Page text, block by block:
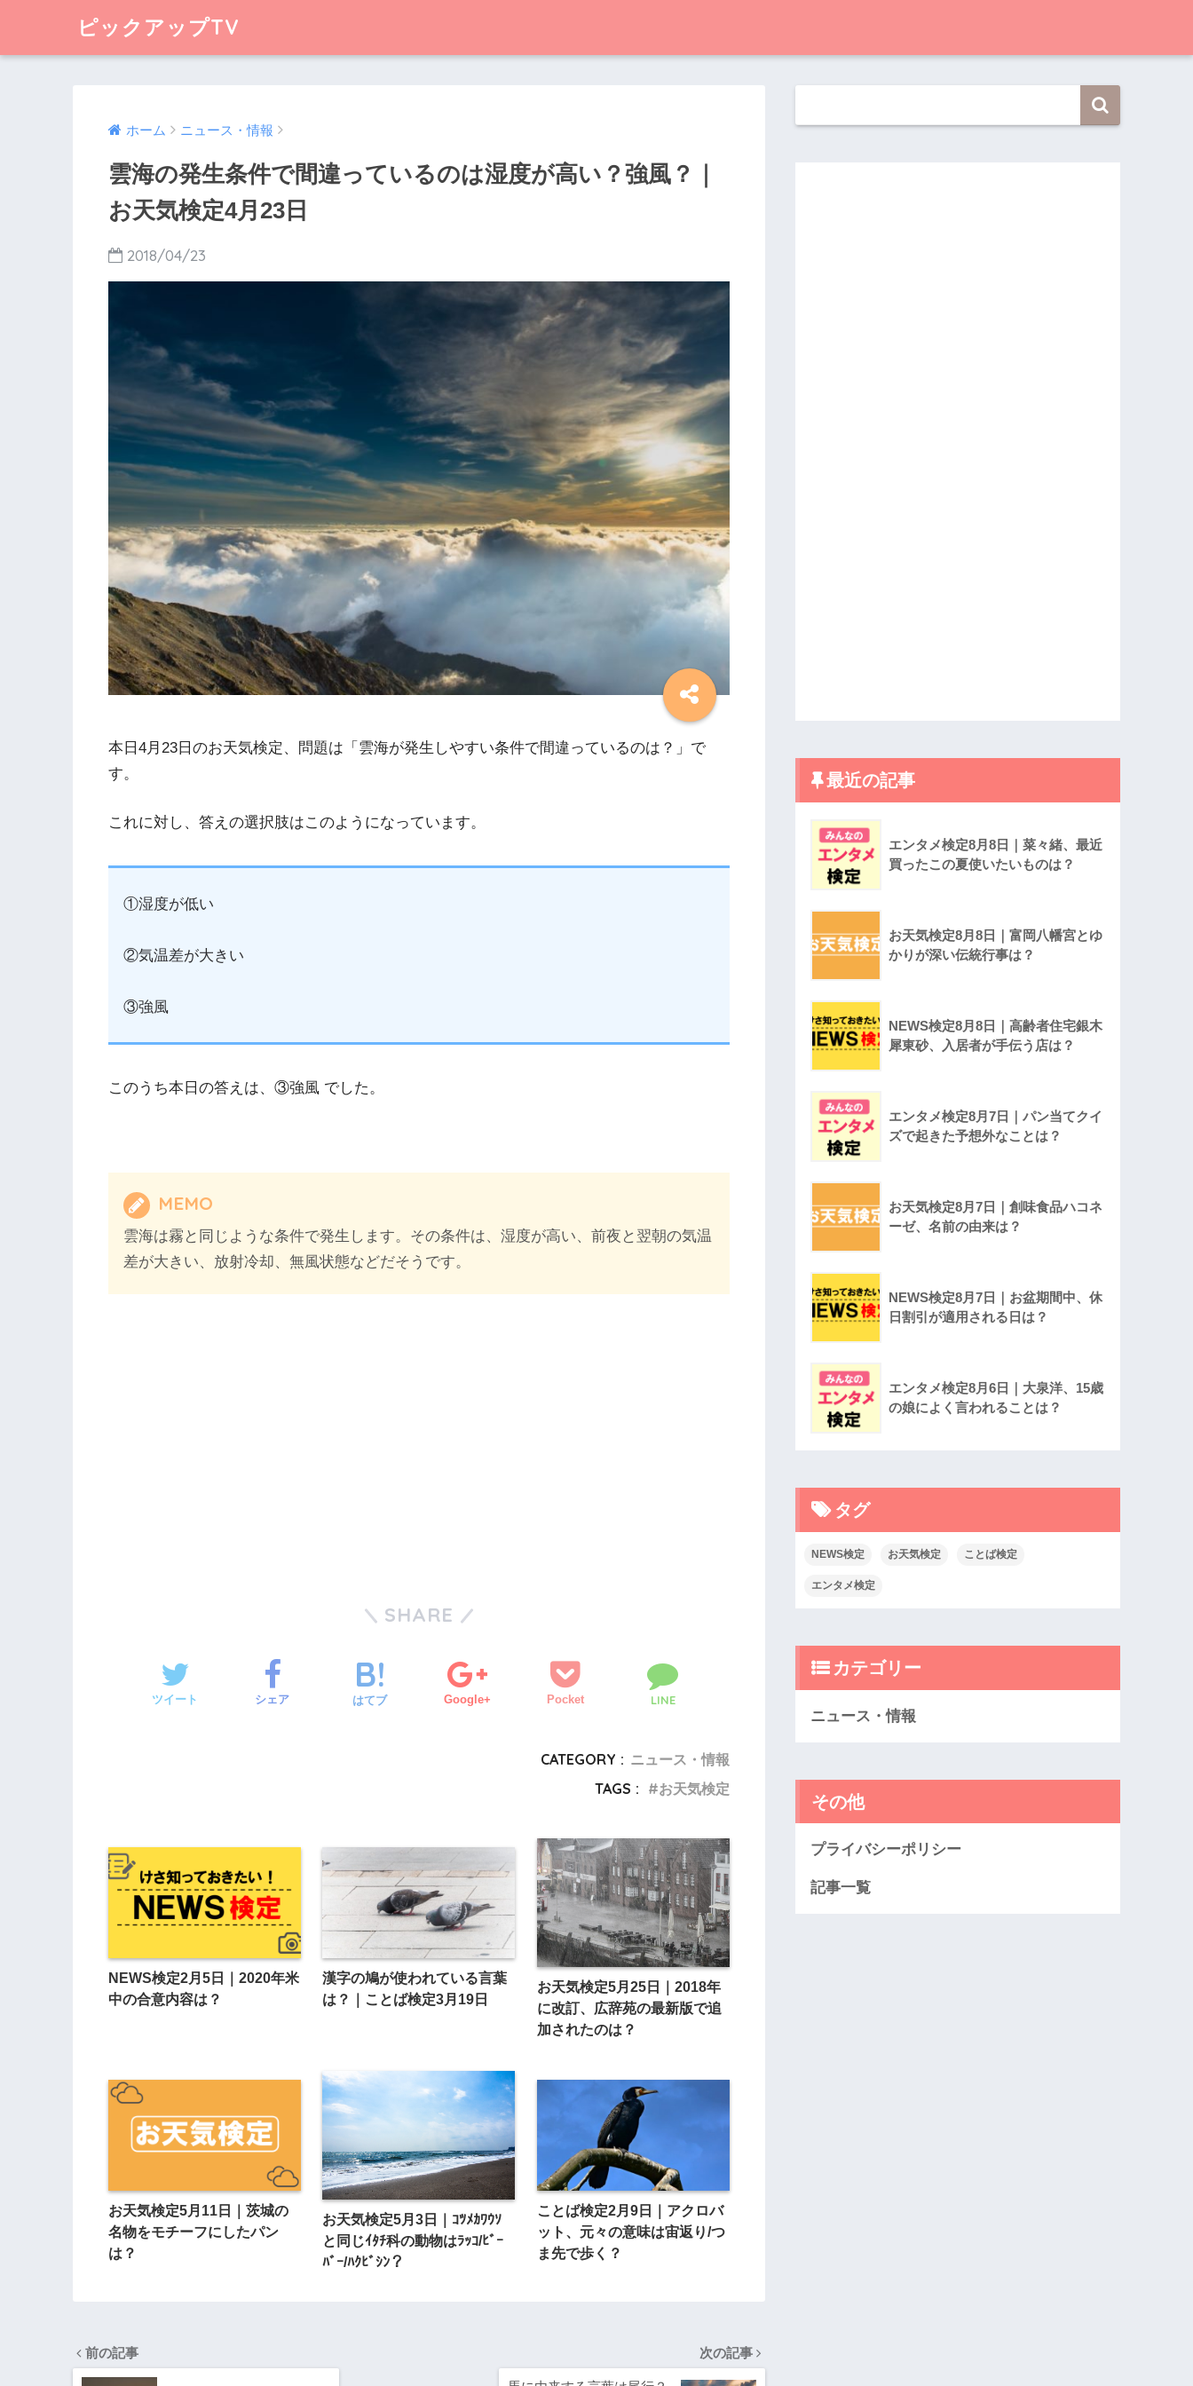
ピックアップTV
ホーム ニュース・情報
雲海の発生条件で間違っているのは湿度が高い？強風？｜
お天気検定4月23日
2018/04/23
本日4月23日のお天気検定、問題は「雲海が発生しやすい条件で間違っているのは？」で
す。
これに対し、答えの選択肢はこのようになっています。
①湿度が低い
②気温差が大きい
③強風
このうち本日の答えは、③強風 でした。
MEMO
雲海は霧と同じような条件で発生します。その条件は、湿度が高い、前夜と翌朝の気温
差が大きい、放射冷却、無風状態などだそうです。
SHARE
ツイート シェア はてブ Google+ Pocket LINE
CATEGORY : ニュース・情報
TAGS :
お天気検定
NEWS検定2月5日｜2020年米
中の合意内容は？
漢字の鳩が使われている言葉
は？｜ことば検定3月19日
お天気検定5月25日｜2018年
に改訂、広辞苑の最新版で追
加されたのは？
お天気検定5月11日｜茨城の
名物をモチーフにしたパン
は？
お天気検定5月3日｜ｺﾂﾒｶﾜｳｿ
と同じｲﾀﾁ科の動物はﾗｯｺ/ﾋﾞｰ
ﾊﾞｰ/ﾊｸﾋﾞｼﾝ？
ことば検定2月9日｜アクロバ
ット、元々の意味は宙返り/つ
ま先で歩く？
前の記事 次の記事
最近の記事
エンタメ検定8月8日｜菜々緒、最近
買ったこの夏使いたいものは？
お天気検定8月8日｜富岡八幡宮とゆ
かりが深い伝統行事は？
NEWS検定8月8日｜高齢者住宅銀木
犀東砂、入居者が手伝う店は？
エンタメ検定8月7日｜パン当てクイ
ズで起きた予想外なことは？
お天気検定8月7日｜創味食品ハコネ
ーゼ、名前の由来は？
NEWS検定8月7日｜お盆期間中、休
日割引が適用される日は？
エンタメ検定8月6日｜大泉洋、15歳
の娘によく言われることは？
タグ
NEWS検定 お天気検定 ことば検定
エンタメ検定
カテゴリー
ニュース・情報
その他
プライバシーポリシー
記事一覧